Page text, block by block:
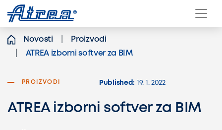
Skip to content
Novosti
Proizvodi
ATREA izborni softver za BIM
PROIZVODI Published: 19. 1. 2022
ATREA izborni softver za BIM